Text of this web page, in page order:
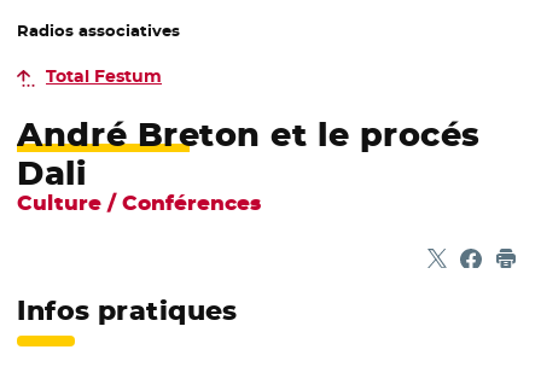
Radios associatives
Total Festum
André Breton et le procés
Dali
Culture / Conférences
Partager
- Nouvelle
-
Infos pratiques